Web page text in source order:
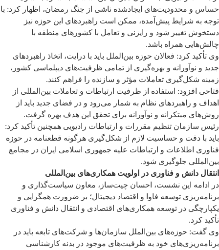
حساس و محدودیت‌های ایجادشده ناشی از جنگ رمضان، اظهار کرد: با
توجه به شرایط پیش‌آمده، ممکن است راهبردهای این حوزه نیز
دستخوش تغییر شود و رایزنی و تعامل با کشورهای منطقه با
چالش‌هایی همراه باشد.
وی تأکید کرد: فعالان حوزه بین‌الملل باید با درایت، اتخاذ راهبردهای
جدید و نوآورانه و بهره‌گیری از تمامی ظرفیت‌های دیپلماسی کشور،
زمینه شکل‌گیری تعاملات مؤثر و سازنده را فراهم کنند.
فتاحی افزود: استفاده از ظرفیت ارتباطات و تعاملات بین‌المللی از
اهداف و راهبردهای نظام به شمار می‌رود و در فضای جدید باید از
روش‌های مبتکرانه و نوآورانه برای تحقق این هدف بهره گرفت.
رئیس سازمان تنظیم مقررات و ارتباطات رادیویی همچنین تأکید کرد:
باید با دقت و حساسیت لازم از شکل‌گیری هرگونه قطعنامه در حوزه
فناوری اطلاعات و ارتباطات علیه جمهوری اسلامی ایران در مجامع
بین‌المللی جلوگیری شود.
انتقال دانش و فناوری در اولویت همکاری‌های بین‌المللی
در ادامه این نشست، احسان چیت‌ساز، معاون سیاست‌گذاری و
برنامه‌ریزی توسعه فاوا و اقتصاد دیجیتال؛ بر ضرورت همگرایی و
یکپارچگی در توسعه همکاری‌های اقتصادی و انتقال دانش و فناوری
تأکید کرد.
وی گفت: حوزه‌های بین‌الملل سازمان‌ها و شرکت‌های تابعه باید در
برنامه‌ریزی‌های خود به ظرفیت‌های موجود در بدنه کارشناسی